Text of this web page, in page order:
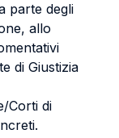
parte degli
allo
di Giustizia
Corti di